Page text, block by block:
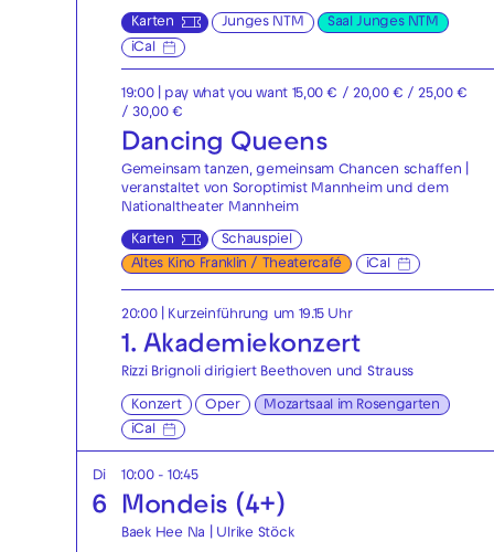
Karten Junges NTM
Saal Junges NTM
iCal
19:00
| pay what you want 15,00 € / 20,00 € / 25,00 €
/ 30,00 €
Dancing Queens
Gemeinsam tanzen, gemeinsam Chancen schaffen |
veranstaltet von Soroptimist Mannheim und dem
Nationaltheater Mannheim
Karten
Schauspiel
Altes Kino Franklin / Theatercafé
iCal
20:00 | Kurzeinführung um 19.15 Uhr
1. Akademie­konzert
Rizzi Brignoli dirigiert Beethoven und Strauss
Konzert Oper
Mozartsaal im Rosengarten
iCal
Di
6
10:00 - 10:45
Mondeis (4+)
Baek Hee Na | Ulrike Stöck